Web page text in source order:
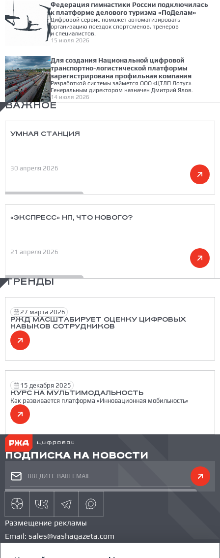
Федерация гимнастики России подключилась
к платформе делового туризма «ПоДелам»
Цифровой сервис поможет автоматизировать
организацию поездок спортсменов, тренеров
и специалистов.
15 июля 2026
Для создания Национальной цифровой
транспортно-логистической платформы
зарегистрирована профильная компания
Разработкой системы займется ООО «ЦТЛП Лотус».
Генеральным директором назначен Дмитрий Ялов.
14 июля 2026
ВАЖНОЕ
УМНАЯ СТАНЦИЯ
30 апреля 2026
«ЭКСПРЕСС» НП, ЧТО НОВОГО?
21 апреля 2026
ТРЕНДЫ
27 марта 2026
РЖД МАСШТАБИРУЕТ ОЦЕНКУ ЦИФРОВЫХ
НАВЫКОВ СОТРУДНИКОВ
15 декабря 2025
КУРС НА МУЛЬТИМОДАЛЬНОСТЬ
Как развивается платформа «Инновационная мобильность»
ПОДПИСКА НА НОВОСТИ
Размещение рекламы
Email: sales@vashagazeta.com